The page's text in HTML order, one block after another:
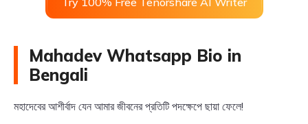
Mahadev Whatsapp Bio in
Bengali
মহাদেবের আশীর্বাদ যেন আমার জীবনের প্রতিটি পদক্ষেপে ছায়া ফেলে!